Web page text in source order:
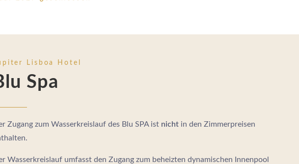
Lisboa Hotel
Spa
Zugang zum Wasserkreislauf des Blu SPA ist nicht in den Zimmerpreisen
Wasserkreislauf umfasst den Zugang zum beheizten dynamischen Innenpool